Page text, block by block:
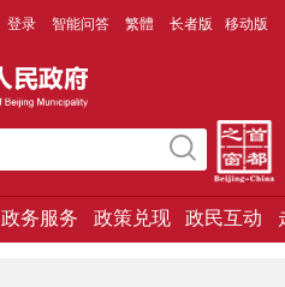
登录 智能问答 繁體 长者版 移动版
政务服务 政策兑现 政民互动